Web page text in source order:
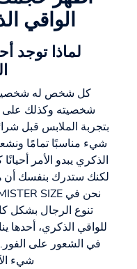
الواقي
لماذا توجد
كل شخص له
شخصيته وكذلك على
بتجربة الملابس قبل
شيء مناسبًا تمامًا
الذكري يبدو الأمر
لكنك ستدرك بنفسك أن
تنوع الرجال بشكل
للواقي الذكري، أحدها
في الشعور على الفور.
شيء